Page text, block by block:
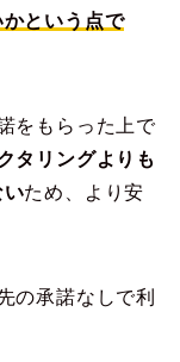
という点で
をもらった上で
タリングよりも
いため、より安
の承諾なしで利